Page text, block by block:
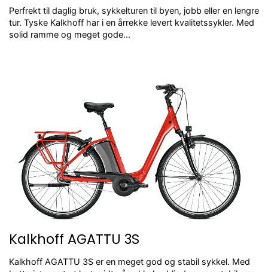
Perfrekt til daglig bruk, sykkelturen til byen, jobb eller en lengre
tur. Tyske Kalkhoff har i en årrekke levert kvalitetssykler. Med
solid ramme og meget gode...
Kalkhoff AGATTU 3S
Kalkhoff AGATTU 3S er en meget god og stabil sykkel. Med